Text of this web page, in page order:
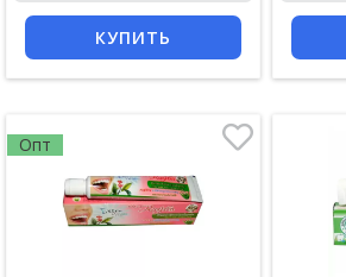
КУПИТЬ
Опт